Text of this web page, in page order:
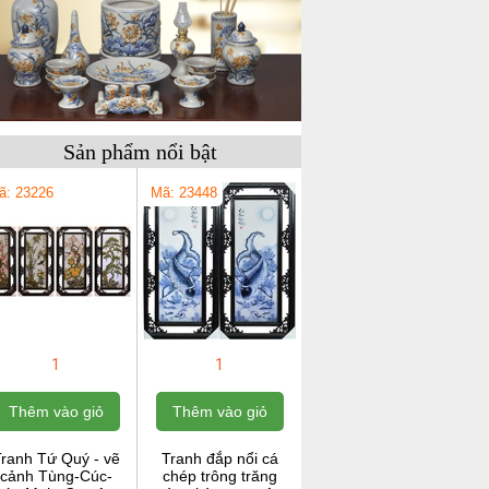
Sản phẩm nổi bật
23226
1
Thêm vào giỏ
Tứ Quý - vẽ
cảnh Tùng-Cúc-
Mã: 23448
1
Thêm vào giỏ
Tranh đắp nổi cá
chép trông trăng